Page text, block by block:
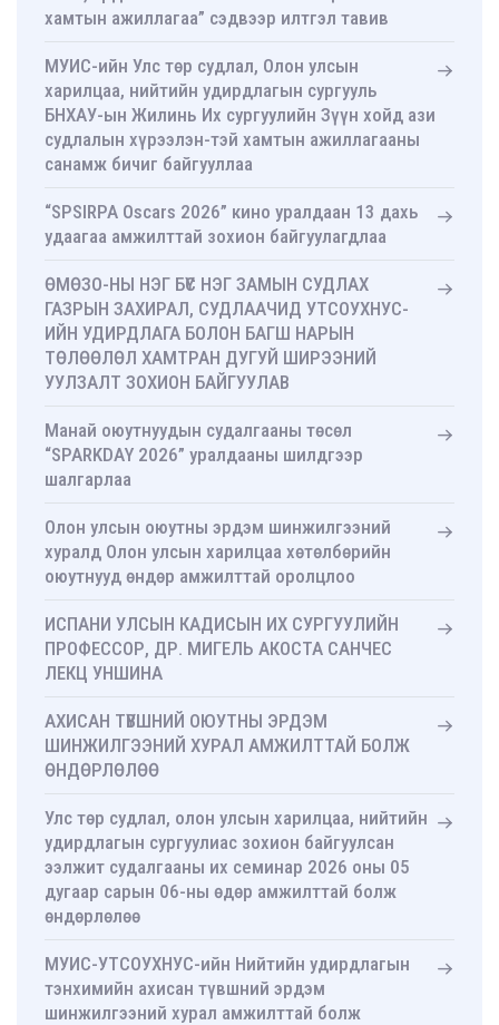
хамтын ажиллагаа” сэдвээр илтгэл тавив
МУИС-ийн Улс төр судлал, Олон улсын
харилцаа, нийтийн удирдлагын сургууль
БНХАУ-ын Жилинь Их сургуулийн Зүүн хойд ази
судлалын хүрээлэн-тэй хамтын ажиллагааны
санамж бичиг байгууллаа
“SPSIRPA Oscars 2026” кино уралдаан 13 дахь
удаагаа амжилттай зохион байгуулагдлаа
ӨМӨЗО-НЫ НЭГ БҮС НЭГ ЗАМЫН СУДЛАХ
ГАЗРЫН ЗАХИРАЛ, СУДЛААЧИД УТСОУХНУС-
ИЙН УДИРДЛАГА БОЛОН БАГШ НАРЫН
ТӨЛӨӨЛӨЛ ХАМТРАН ДУГУЙ ШИРЭЭНИЙ
УУЛЗАЛТ ЗОХИОН БАЙГУУЛАВ
Манай оюутнуудын судалгааны төсөл
“SPARKDAY 2026” уралдааны шилдгээр
шалгарлаа
Олон улсын оюутны эрдэм шинжилгээний
хуралд Олон улсын харилцаа хөтөлбөрийн
оюутнууд өндөр амжилттай оролцлоо
ИСПАНИ УЛСЫН КАДИСЫН ИХ СУРГУУЛИЙН
ПРОФЕССОР, ДР. МИГЕЛЬ АКОСТА САНЧЕС
ЛЕКЦ УНШИНА
АХИСАН ТҮВШНИЙ ОЮУТНЫ ЭРДЭМ
ШИНЖИЛГЭЭНИЙ ХУРАЛ АМЖИЛТТАЙ БОЛЖ
ӨНДӨРЛӨЛӨӨ
Улс төр судлал, олон улсын харилцаа, нийтийн
удирдлагын сургуулиас зохион байгуулсан
ээлжит судалгааны их семинар 2026 оны 05
дугаар сарын 06-ны өдөр амжилттай болж
өндөрлөлөө
МУИС-УТСОУХНУС-ийн Нийтийн удирдлагын
тэнхимийн ахисан түвшний эрдэм
шинжилгээний хурал амжилттай болж